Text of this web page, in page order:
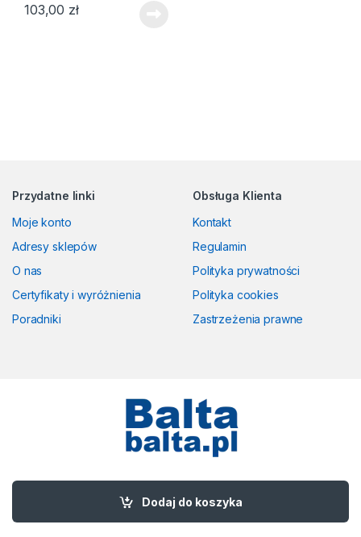
Dodaj do koszyka
103,00 zł
Przydatne linki
Moje konto
Adresy sklepów
O nas
Certyfikaty i wyróżnienia
Poradniki
Obsługa Klienta
Kontakt
Regulamin
Polityka prywatności
Polityka cookies
Zastrzeżenia prawne
Masz pytania? Zadzwoń!
58 524 50 00